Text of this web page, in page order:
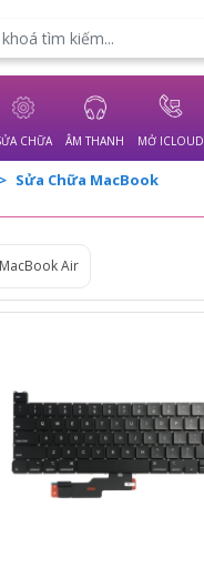
CHỮA ÂM THANH MỞ ICLOUD
Sửa Chữa MacBook
MacBook Air